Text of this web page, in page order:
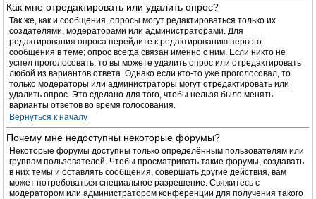
Как мне отредактировать или удалить опрос?
Так же, как и сообщения, опросы могут редактироваться только их
создателями, модераторами или администраторами. Для
редактирования опроса перейдите к редактированию первого
сообщения в теме; опрос всегда связан именно с ним. Если никто не
успел проголосовать, то вы можете удалить опрос или отредактировать
любой из вариантов ответа. Однако если кто-то уже проголосовал, то
только модераторы или администраторы могут отредактировать или
удалить опрос. Это сделано для того, чтобы нельзя было менять
варианты ответов во время голосования.
Вернуться к началу
Почему мне недоступны некоторые форумы?
Некоторые форумы доступны только определённым пользователям или
группам пользователей. Чтобы просматривать такие форумы, создавать
в них темы и оставлять сообщения, совершать другие действия, вам
может потребоваться специальное разрешение. Свяжитесь с
модератором или администратором конференции для получения такого